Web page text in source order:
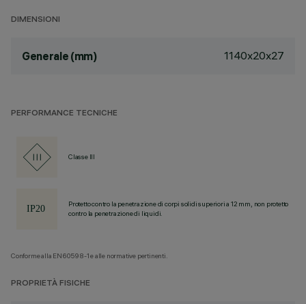
DIMENSIONI
Generale (mm) 1140x20x27
PERFORMANCE TECNICHE
Classe III
Protetto contro la penetrazione di corpi solidi superiori a 12 mm, non protetto
contro la penetrazione di liquidi.
Conforme alla EN60598-1 e alle normative pertinenti.
PROPRIETÀ FISICHE